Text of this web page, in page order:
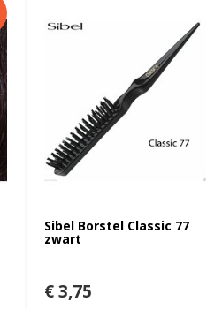
Sibel Borstel Classic 77
zwart
€ 3,75